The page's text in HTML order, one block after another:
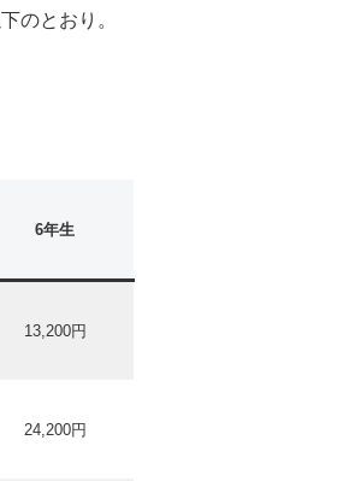
のとおり。
6年生
13,200円
24,200円